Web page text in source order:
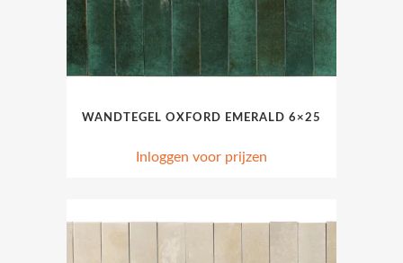
WANDTEGEL OXFORD EMERALD 6×25
Inloggen voor prijzen